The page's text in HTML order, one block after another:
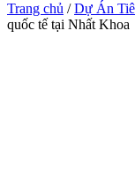
Trang chủ /Dự Án
quốc tế tại Nhất Khoa